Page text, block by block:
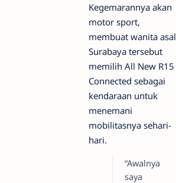
Kegemarannya akan
motor sport,
membuat wanita asal
Surabaya tersebut
memilih All New R15
Connected sebagai
kendaraan untuk
menemani
mobilitasnya sehari-
hari.
“Awalnya
saya